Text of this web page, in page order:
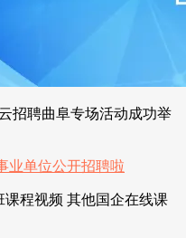
招聘曲阜专场活动成功举
程视频 其他国企在线课